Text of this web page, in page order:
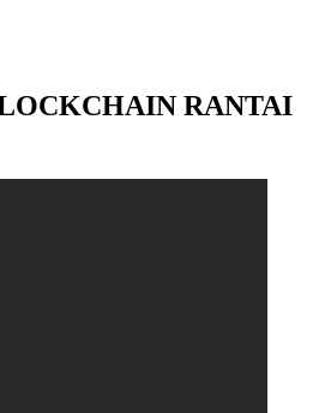
RANTAI